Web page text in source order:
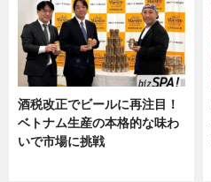
酒税改正でビールに再注目！
ベトナム生産の本格的な味わ
いで市場に挑戦